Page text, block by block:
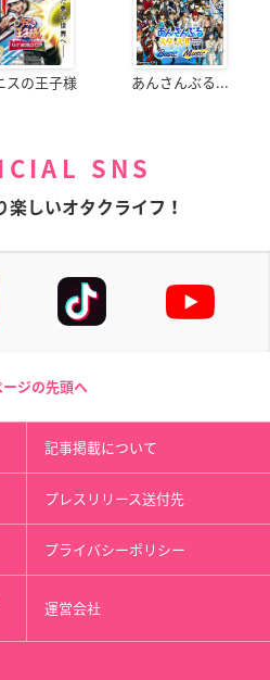
スの王子様 あんさんぶる...
SNS
楽しいオタクライフ！
ージの先頭へ
記事掲載について
プレスリリース送付先
プライバシーポリシー
運営会社